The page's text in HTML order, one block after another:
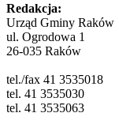
Redakcja:
Urząd Gminy Raków
ul. Ogrodowa 1
26-035 Raków
tel./fax 41 3535018
tel. 41 3535030
tel. 41 3535063